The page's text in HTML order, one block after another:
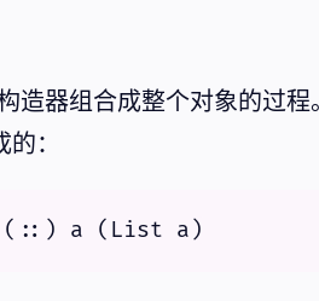
造器组合成整个对象的过程
：